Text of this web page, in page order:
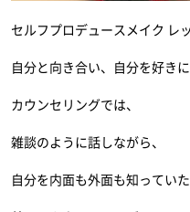
セルフプロデュースメイク レッ
自分と向き合い、自分を好き
カウンセリングでは、
雑談のように話しながら、
自分を内面も外面も知っていた